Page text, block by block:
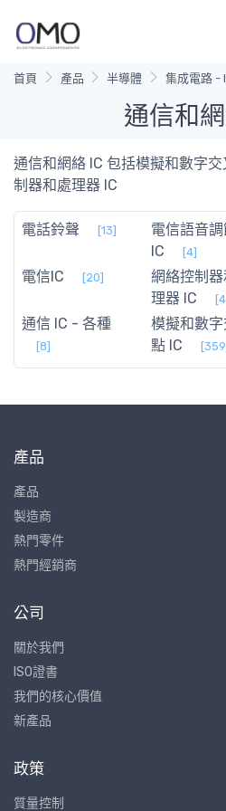
首頁 產品 半導體 集成電路 -
通信和
通信和網絡 IC 包括模擬和數字
制器和處理器 IC
電話鈴聲 [13]
電信語音調
IC
[4]
電信IC [20]
網絡控制器
理器 IC
通信 IC - 各種
[8]
模擬和數字
點 IC
產品
產品
製造商
熱門零件
熱門經銷商
公司
關於我們
ISO證書
我們的核心價值
新產品
政策
質量控制